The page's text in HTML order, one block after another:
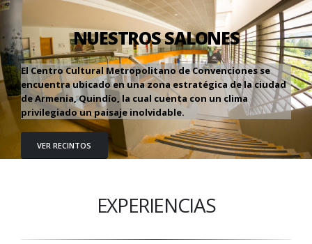
NUESTROS SALONES
El Centro Cultural Metropolitano de Convenciones se
encuentra ubicado en una zona estratégica de la ciudad
de Armenia, Quindío, la cual cuenta con un clima
privilegiado un paisaje inolvidable.
VER RECINTOS
EXPERIENCIAS